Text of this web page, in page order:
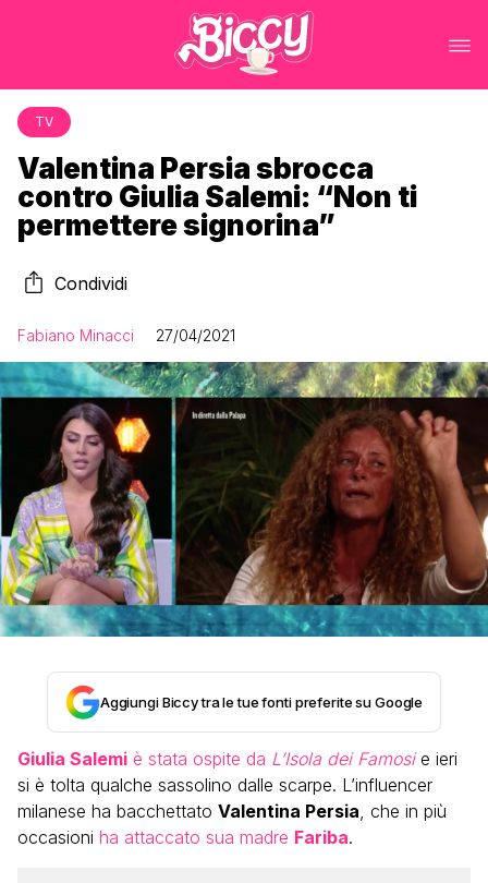
TV
Valentina Persia sbrocca
contro Giulia Salemi: “Non ti
permettere signorina”
Condividi
Fabiano Minacci 27/04/2021
Aggiungi Biccy tra le tue fonti preferite su Google
Giulia Salemi è stata ospite da L’Isola dei Famosie ieri
si è tolta qualche sassolino dalle scarpe. L’influencer
milanese ha bacchettato Valentina Persia, che in più
occasioni ha attaccato sua madre Fariba.